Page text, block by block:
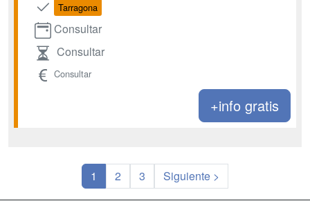
Tarragona
Consultar
Consultar
Consultar
+info gratis
1 2 3 Siguiente >